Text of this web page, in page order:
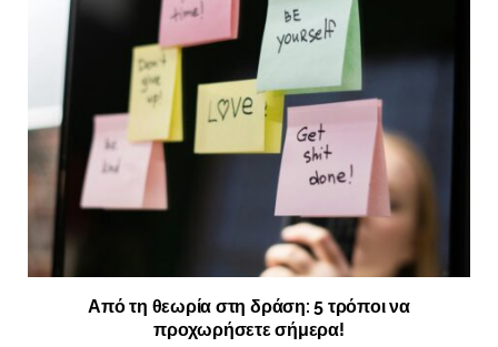
Από τη θεωρία στη δράση: 5 τρόποι να
προχωρήσετε σήμερα!